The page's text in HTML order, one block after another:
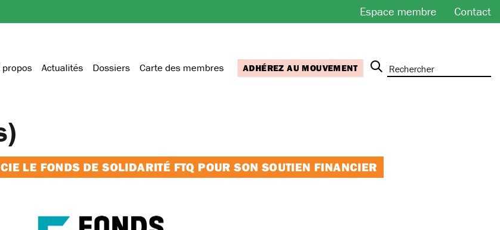
Espace membre Contact
propos Actualités Dossiers Carte des membres ADHÉREZ AU MOUVEMENT
LE FONDS DE SOLIDARITÉ FTQ POUR SON SOUTIEN FINANCIER